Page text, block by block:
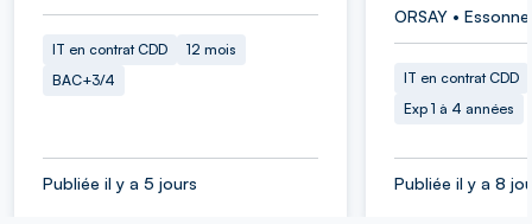
IT en contrat CDD
12 mois
BAC+3/4
Publiée il y a 5 jours
ORSAY • Essonne
IT en contrat CDD
Exp 1 à 4 années
Publiée il y a 8